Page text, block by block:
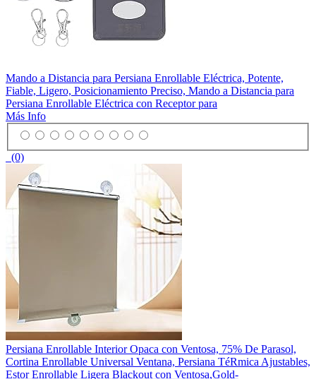
Mando a Distancia para Persiana Enrollable Eléctrica, Potente,
Fiable, Ligero, Posicionamiento Preciso, Mando a Distancia para
Persiana Enrollable Eléctrica con Receptor para
Más Info
(0)
Persiana Enrollable Interior Opaca con Ventosa, 75% De Parasol,
Cortina Enrollable Universal Ventana, Persiana TéRmica Ajustables,
Estor Enrollable Ligera Blackout con Ventosa,Gold-